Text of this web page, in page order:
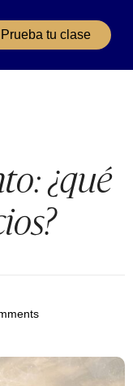
Prueba tu clase
¿qué